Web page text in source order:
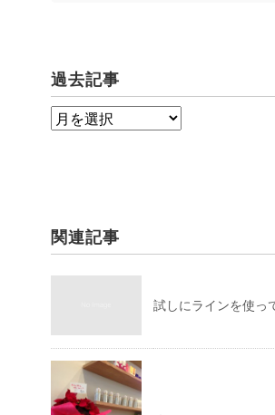
過去記事
過
関連記事
試しにラインを使っ